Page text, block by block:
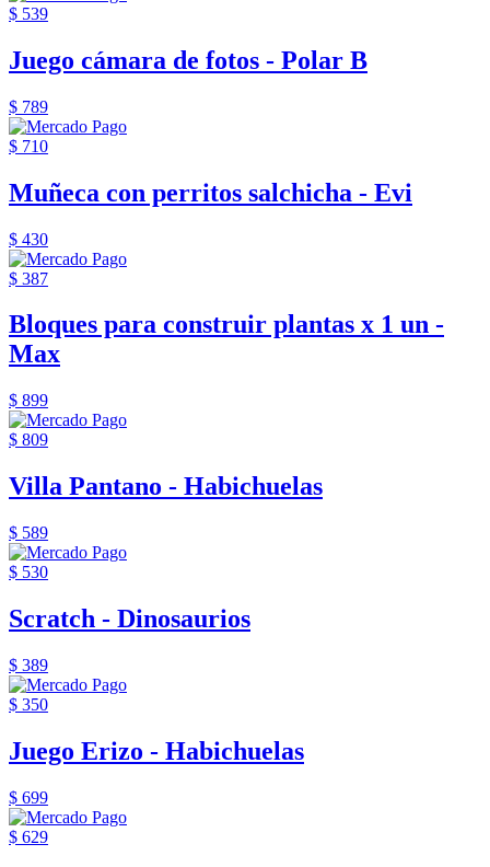
$ 539
Juego cámara de fotos - Polar B
$ 789
$ 710
Muñeca con perritos salchicha - Evi
$ 430
$ 387
Bloques para construir plantas x 1 un -
Max
$ 899
$ 809
Villa Pantano - Habichuelas
$ 589
$ 530
Scratch - Dinosaurios
$ 389
$ 350
Juego Erizo - Habichuelas
$ 699
$ 629